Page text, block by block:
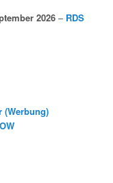
2026 – RDS
(Werbung)